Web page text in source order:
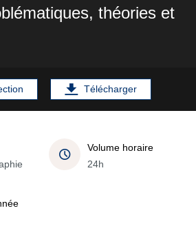
théories et
Télécharger
Volume horaire
24h